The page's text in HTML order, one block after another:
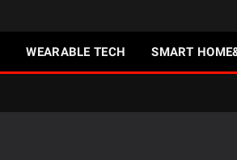
WEARABLE TECH SMART